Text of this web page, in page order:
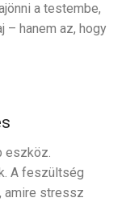
a testembe,
– hanem az, hogy
eszköz.
A feszültség
amire stressz